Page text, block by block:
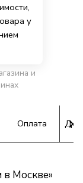
у
и
Оплата
в Москве»